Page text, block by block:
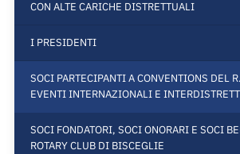
CON ALTE CARICHE DISTRETTUALI
I PRESIDENTI
SOCI PARTECIPANTI A CONVENTIONS DEL
EVENTI INTERNAZIONALI E
SOCI FONDATORI, SOCI ONORARI E SOCI
ROTARY CLUB DI BISCEGLIE